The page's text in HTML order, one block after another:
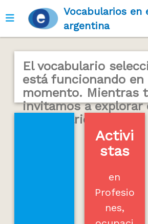
Ver menú
Vocabularios en
argentina
El vocabulario
está funcionando en
momento. Mientras
invitamos a explorar
vocabularios...
Activi
stas
en
Profesio
nes,